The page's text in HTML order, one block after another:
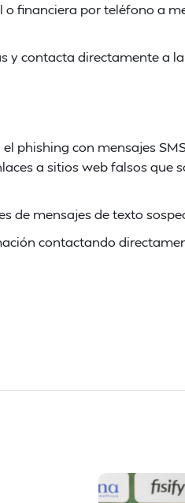
financiera por teléfono a
y contacta directamente a
phishing con mensajes
a sitios web falsos que
de mensajes de texto
contactando